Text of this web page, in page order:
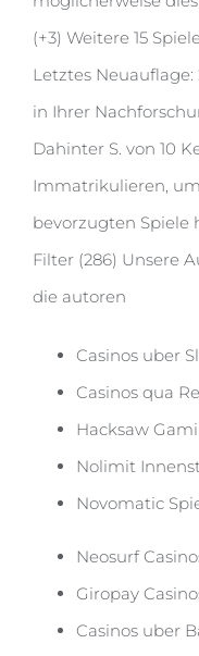
(+3) Weitere 15
Letztes Neuauflage:
in Ihrer
Dahinter S. von 10
Immatrikulieren,
bevorzugten Spiele
Filter (286) Unsere
die autoren
Casinos uber
Casinos qua
Hacksaw
Nolimit
Novomatic
Neosurf
Giropay
Casinos uber